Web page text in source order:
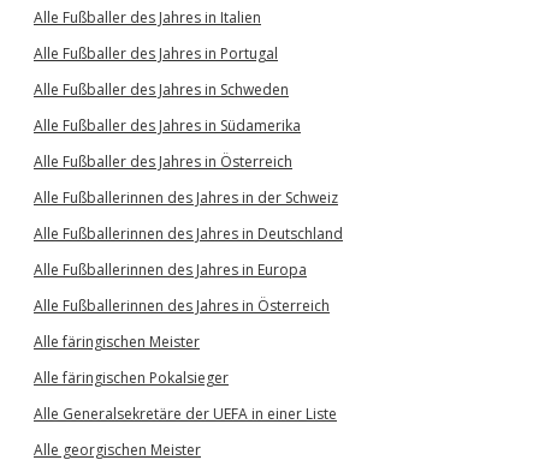
Alle Fußballer des Jahres in Italien
Alle Fußballer des Jahres in Portugal
Alle Fußballer des Jahres in Schweden
Alle Fußballer des Jahres in Südamerika
Alle Fußballer des Jahres in Österreich
Alle Fußballerinnen des Jahres in der Schweiz
Alle Fußballerinnen des Jahres in Deutschland
Alle Fußballerinnen des Jahres in Europa
Alle Fußballerinnen des Jahres in Österreich
Alle färingischen Meister
Alle färingischen Pokalsieger
Alle Generalsekretäre der UEFA in einer Liste
Alle georgischen Meister